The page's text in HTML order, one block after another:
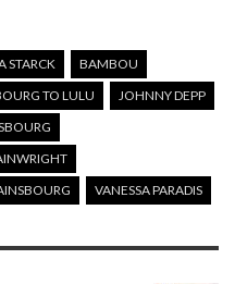
STARCK
BAMBOU
TO LULU
JOHNNY DEPP
VANESSA PARADIS